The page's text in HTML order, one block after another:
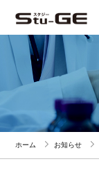
ホーム お知らせ